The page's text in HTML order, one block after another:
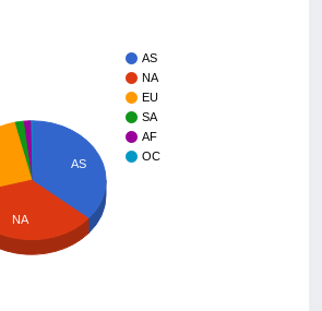
AS
NA
EU
SA
AF
OC
AS
NA